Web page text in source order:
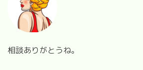
相談ありがとうね。